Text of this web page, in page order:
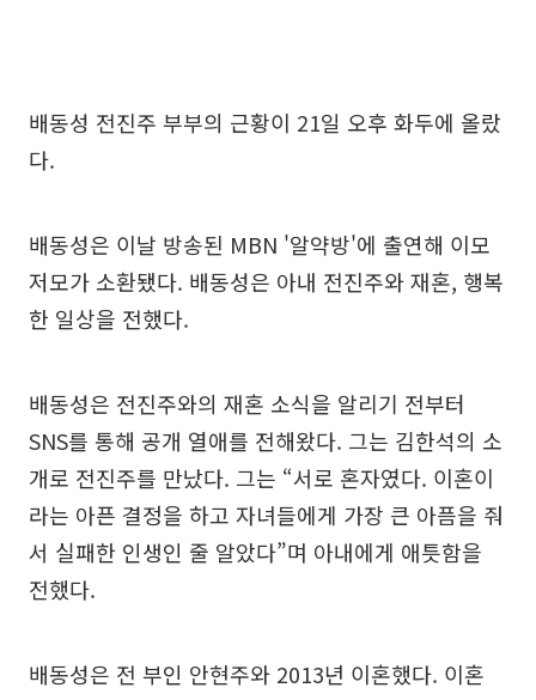
배동성 전진주 부부의 근황이 21일 오후 화두에 올랐
다.
배동성은 이날 방송된 MBN '알약방'에 출연해 이모
저모가 소환됐다. 배동성은 아내 전진주와 재혼, 행복
한 일상을 전했다.
배동성은 전진주와의 재혼 소식을 알리기 전부터
SNS를 통해 공개 열애를 전해왔다. 그는 김한석의 소
개로 전진주를 만났다. 그는 “서로 혼자였다. 이혼이
라는 아픈 결정을 하고 자녀들에게 가장 큰 아픔을 줘
서 실패한 인생인 줄 알았다”며 아내에게 애틋함을
전했다.
배동성은 전 부인 안현주와 2013년 이혼했다. 이혼